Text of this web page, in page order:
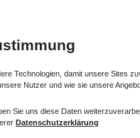
Duschsystem ohne Armatur
Technologien, damit unsere Sites
Nutzer und wie sie unsere
Sie uns diese Daten
Datenschutzerklärung